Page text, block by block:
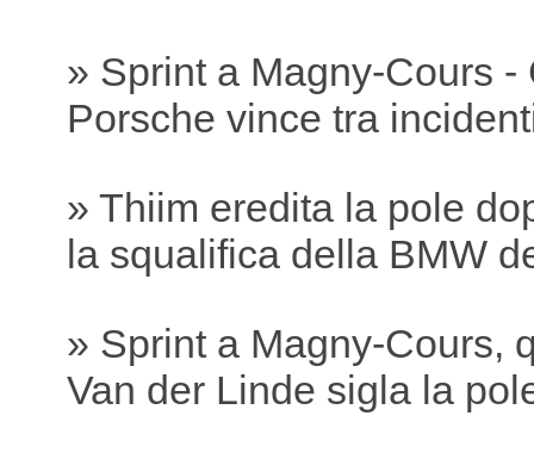
» Sprint a Magny-Cours -
Porsche vince tra
» Thiim eredita la pole
la squalifica della BMW
» Sprint a Magny-Cours,
Van der Linde sigla la